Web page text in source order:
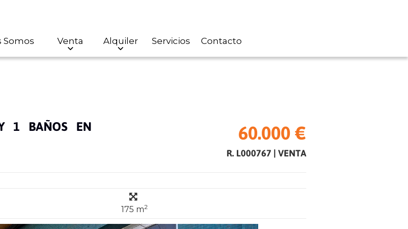
Somos Venta Alquiler Servicios Contacto
1 BAÑOS EN
60.000 €
R. L000767 | VENTA
175 m2